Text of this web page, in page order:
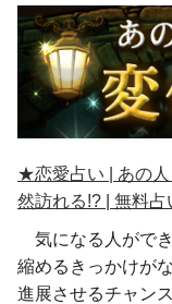
★恋愛占い | あの
然訪れる!? | 無料占
気になる人がで
縮めるきっかけが
進展させるチャン